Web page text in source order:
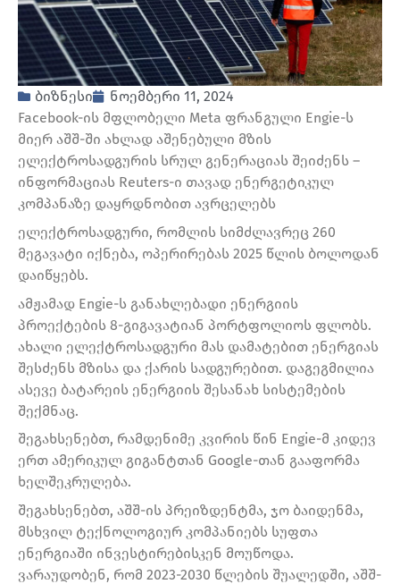
ბიზნესი
ნოემბერი 11, 2024
Facebook-ის მფლობელი Meta ფრანგული Engie-ს
მიერ აშშ-ში ახლად აშენებული მზის
ელექტროსადგურის სრულ გენერაციას შეიძენს –
ინფორმაციას Reuters-ი თავად ენერგეტიკულ
კომპანაზე დაყრდნობით ავრცელებს
ელექტროსადგური, რომლის სიმძლავრეც 260
მეგავატი იქნება, ოპერირებას 2025 წლის ბოლოდან
დაიწყებს.
ამჟამად Engie-ს განახლებადი ენერგიის
პროექტების 8-გიგავატიან პორტფოლიოს ფლობს.
ახალი ელექტროსადგური მას დამატებით ენერგიას
შესძენს მზისა და ქარის სადგურებით. დაგეგმილია
ასევე ბატარეის ენერგიის შესანახ სისტემების
შექმნაც.
შეგახსენებთ, რამდენიმე კვირის წინ Engie-მ კიდევ
ერთ ამერიკულ გიგანტთან Google-თან გააფორმა
ხელშეკრულება.
შეგახსენებთ, აშშ-ის პრეიზდენტმა, ჯო ბაიდენმა,
მსხვილ ტექნოლოგიურ კომპანიებს სუფთა
ენერგიაში ინვესტირებისკენ მოუწოდა.
ვარაუდობენ, რომ 2023-2030 წლების შუალედში, აშშ-